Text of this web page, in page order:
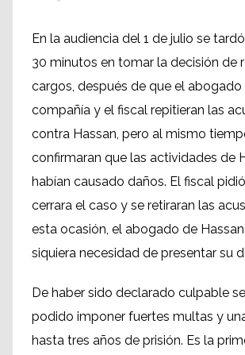
En la audiencia del 1 de julio se
30 minutos en tomar la decisión de
cargos, después de que el abogado
compañía y el fiscal repitieran las
contra Hassan, pero al mismo
confirmaran que las actividades de
habían causado daños. El fiscal
cerrara el caso y se retiraran las
esta ocasión, el abogado de
siquiera necesidad de presentar su
De haber sido declarado culpable
podido imponer fuertes multas y
hasta tres años de prisión. Es la